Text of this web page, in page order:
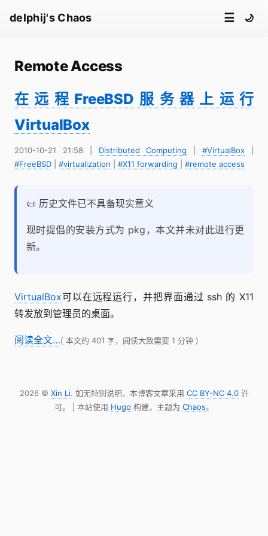
delphij's Chaos ☰ 🌙
Remote Access
在远程FreeBSD服务器上运行
VirtualBox
2010-10-21 21:58| Distributed Computing |#VirtualBox
#FreeBSD
#virtualization #X11 forwarding #remote access
📜 历史文件已不具备现实意义
现时提倡的安装方式为 pkg，本文并未对此进行更
新。
VirtualBox可以在远程运行，并把界面通过 ssh 的 X11
转发放到管理员的桌面。
阅读全文…( 本文约 401 字，阅读大致需要 1 分钟 )
2026 © Xin Li. 如无特别说明，本博客文章采用 CC BY-NC 4.0许
可。 | 本站使用 Hugo 构建，主题为 Chaos。